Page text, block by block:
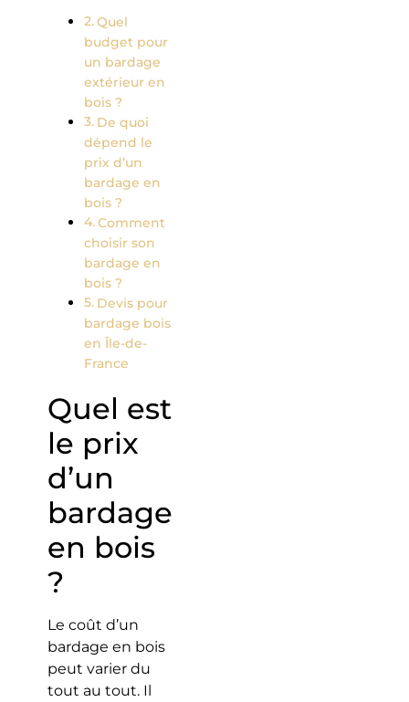
Quel
budget pour
un bardage
extérieur en
bois ?
De quoi
dépend le
prix d’un
bardage en
bois ?
Comment
choisir son
bardage en
bois ?
Devis pour
bardage bois
en Île-de-
France
Quel est
le prix
d’un
bardage
en bois
?
Le coût d’un
bardage en bois
peut varier du
tout au tout. Il